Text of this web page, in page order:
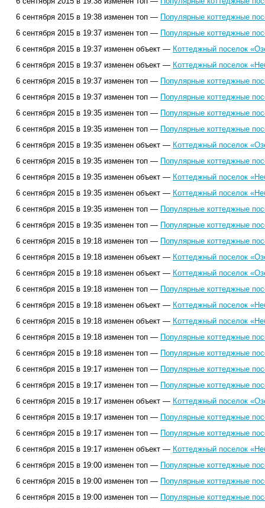
6 сентября 2015 в 19:38 изменен топ — Популярные коттеджные
6 сентября 2015 в 19:37 изменен топ — Популярные коттеджные
6 сентября 2015 в 19:37 изменен объект — Коттеджный поселок
6 сентября 2015 в 19:37 изменен объект — Коттеджный поселок
6 сентября 2015 в 19:37 изменен топ — Популярные коттеджные
6 сентября 2015 в 19:37 изменен топ — Популярные коттеджные
6 сентября 2015 в 19:35 изменен топ — Популярные коттеджные
6 сентября 2015 в 19:35 изменен топ — Популярные коттеджные
6 сентября 2015 в 19:35 изменен объект — Коттеджный поселок
6 сентября 2015 в 19:35 изменен топ — Популярные коттеджные
6 сентября 2015 в 19:35 изменен объект — Коттеджный поселок
6 сентября 2015 в 19:35 изменен объект — Коттеджный поселок
6 сентября 2015 в 19:35 изменен топ — Популярные коттеджные
6 сентября 2015 в 19:35 изменен топ — Популярные коттеджные
6 сентября 2015 в 19:18 изменен топ — Популярные коттеджные
6 сентября 2015 в 19:18 изменен объект — Коттеджный поселок
6 сентября 2015 в 19:18 изменен объект — Коттеджный поселок
6 сентября 2015 в 19:18 изменен топ — Популярные коттеджные
6 сентября 2015 в 19:18 изменен объект — Коттеджный поселок
6 сентября 2015 в 19:18 изменен объект — Коттеджный поселок
6 сентября 2015 в 19:18 изменен топ — Популярные коттеджные
6 сентября 2015 в 19:18 изменен топ — Популярные коттеджные
6 сентября 2015 в 19:17 изменен топ — Популярные коттеджные
6 сентября 2015 в 19:17 изменен топ — Популярные коттеджные
6 сентября 2015 в 19:17 изменен объект — Коттеджный поселок
6 сентября 2015 в 19:17 изменен топ — Популярные коттеджные
6 сентября 2015 в 19:17 изменен топ — Популярные коттеджные
6 сентября 2015 в 19:17 изменен объект — Коттеджный поселок
6 сентября 2015 в 19:00 изменен топ — Популярные коттеджные
6 сентября 2015 в 19:00 изменен топ — Популярные коттеджные
6 сентября 2015 в 19:00 изменен топ — Популярные коттеджные